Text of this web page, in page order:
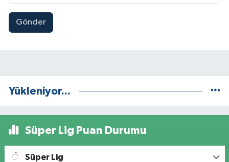
Gönder
Yükleniyor...
Süper Lig Puan Durumu
Süper Lig